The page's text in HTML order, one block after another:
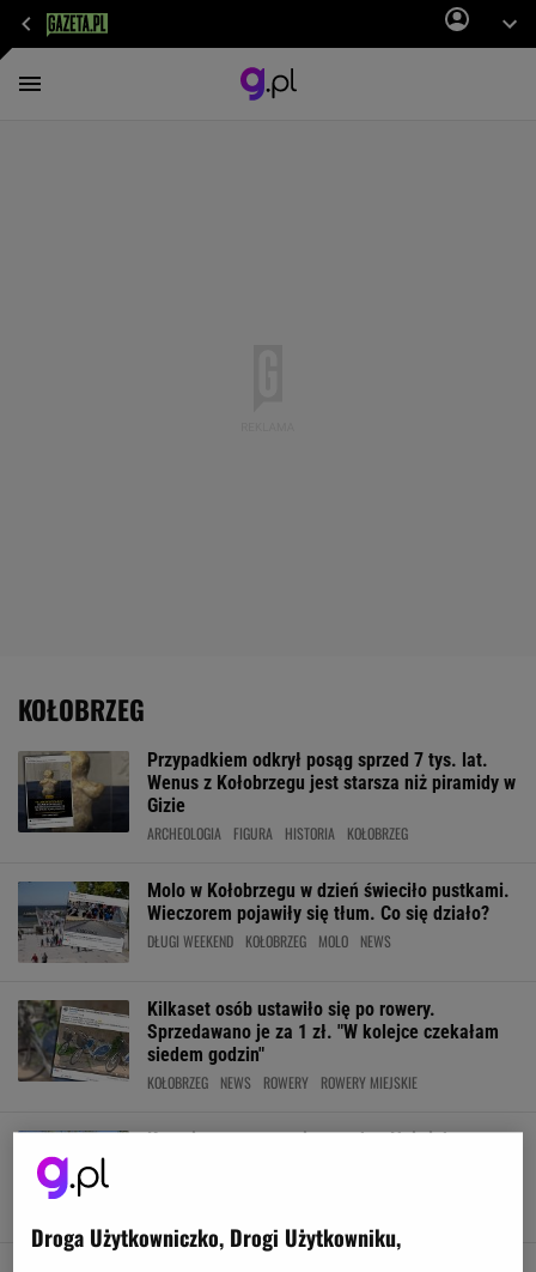
KOŁOBRZEG
Przypadkiem odkrył posąg sprzed 7 tys. lat.
Wenus z Kołobrzegu jest starsza niż piramidy w
Gizie
ARCHEOLOGIA FIGURA HISTORIA KOŁOBRZEG
Molo w Kołobrzegu w dzień świeciło pustkami.
Wieczorem pojawiły się tłum. Co się działo?
DŁUGI WEEKEND KOŁOBRZEG MOLO NEWS
Kilkaset osób ustawiło się po rowery.
Sprzedawano je za 1 zł. "W kolejce czekałam
siedem godzin"
KOŁOBRZEG NEWS ROWERY ROWERY MIEJSKIE
Kuracjusze tu wracają co roku. Największe
Droga Użytkowniczko, Drogi Użytkowniku,